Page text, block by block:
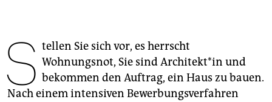
S tellen Sie sich vor, es herrscht
Wohnungsnot, Sie sind Ar­chi­tek­t*in und
bekommen den Auftrag, ein Haus zu bauen.
Nach einem intensiven Bewerbungsverfahren